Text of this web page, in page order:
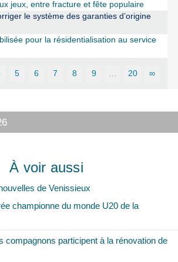
jeux, entre fracture et fête populaire
le système des garanties d’origine
pour la résidentialisation au service
5 6 7 8 9 20 ∞
À voir aussi
championne du monde U20 de la
compagnons participent à la rénovation de